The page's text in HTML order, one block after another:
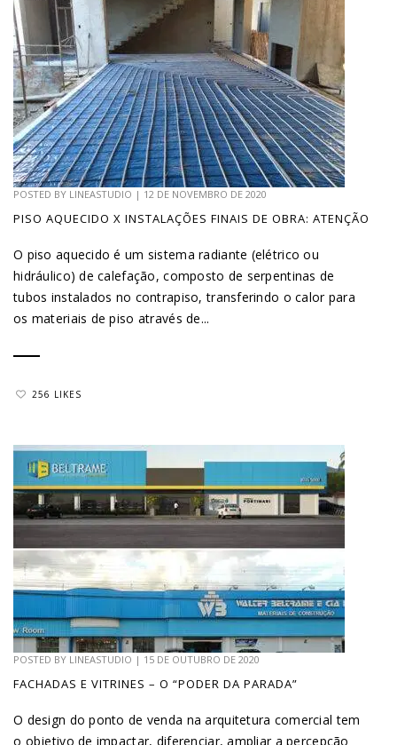
POSTED BY LINEASTUDIO | 12 DE NOVEMBRO DE 2020
PISO AQUECIDO X INSTALAÇÕES FINAIS DE OBRA: ATENÇÃO
O piso aquecido é um sistema radiante (elétrico ou
hidráulico) de calefação, composto de serpentinas de
tubos instalados no contrapiso, transferindo o calor para
os materiais de piso através de...
256 LIKES
POSTED BY LINEASTUDIO | 15 DE OUTUBRO DE 2020
FACHADAS E VITRINES – O “PODER DA PARADA”
O design do ponto de venda na arquitetura comercial tem
o objetivo de impactar, diferenciar, ampliar a percepção